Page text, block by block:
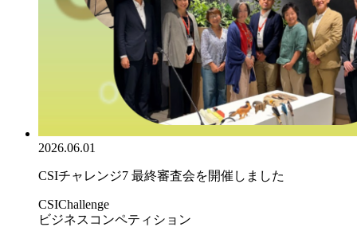
2026.06.01
CSIチャレンジ7 最終審査会を開催しました
CSIChallenge
ビジネスコンペティション